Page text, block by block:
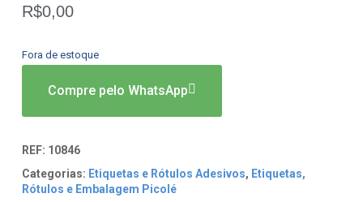
R$0,00
Fora de estoque
Compre pelo WhatsApp
REF: 10846
Categorias: Etiquetas e Rótulos Adesivos, Etiquetas,
Rótulos e Embalagem Picolé